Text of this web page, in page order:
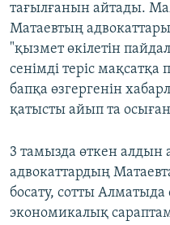
тағылғанын айтады.
Матаевтың
"қызмет өкілетін
сенімді теріс
бапқа өзгергенін
қатысты айып та осыған
3 тамызда өткен алдын
адвокаттардың
босату, сотты
экономикалық